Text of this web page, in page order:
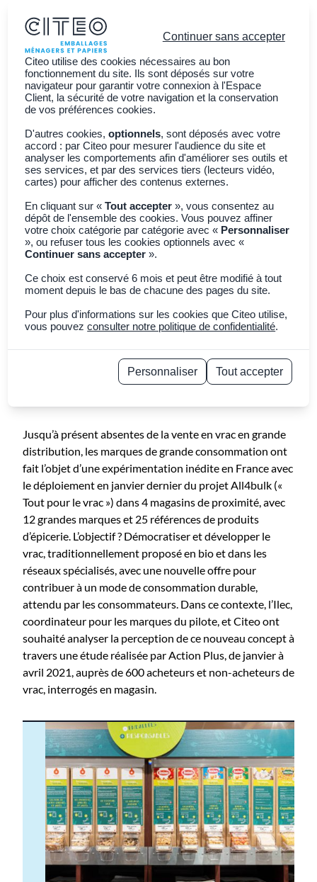
Vous êtes ?
Découvrir CITEO
Actualités
Adhérer à CITEO
Retour à toutes les actualités
Économie circulaire
Etude Ilec x Citeo :
grandes marques et
vente en vrac
Jusqu’à présent absentes de la vente en vrac en grande
distribution, les marques de grande consommation ont
fait l’objet d’une expérimentation inédite en France avec
le déploiement en janvier dernier du projet All4bulk («
Tout pour le vrac ») dans 4 magasins de proximité, avec
12 grandes marques et 25 références de produits
d’épicerie. L’objectif ? Démocratiser et développer le
vrac, traditionnellement proposé en bio et dans les
réseaux spécialisés, avec une nouvelle offre pour
contribuer à un mode de consommation durable,
attendu par les consommateurs. Dans ce contexte, l’Ilec,
coordinateur pour les marques du pilote, et Citeo ont
souhaité analyser la perception de ce nouveau concept à
travers une étude réalisée par Action Plus, de janvier à
avril 2021, auprès de 600 acheteurs et non-acheteurs de
vrac, interrogés en magasin.
Continuer sans accepter
Citeo utilise des cookies nécessaires au bon
fonctionnement du site. Ils sont déposés sur votre
navigateur pour garantir votre connexion à l'Espace
Client, la sécurité de votre navigation et la conservation
de vos préférences cookies.
D'autres cookies,optionnels, sont déposés avec votre
accord : par Citeo pour mesurer l'audience du site et
analyser les comportements afin d'améliorer ses outils et
ses services, et par des services tiers (lecteurs vidéo,
cartes) pour afficher des contenus externes.
En cliquant sur «Tout accepter », vous consentez au
dépôt de l'ensemble des cookies. Vous pouvez affiner
votre choix catégorie par catégorie avec « Personnaliser
», ou refuser tous les cookies optionnels avec «
Continuer sans accepter ».
Ce choix est conservé 6 mois et peut être modifié à tout
moment depuis le bas de chacune des pages du site.
Pour plus d'informations sur les cookies que Citeo utilise,
vous pouvezconsulter notre politique de confidentialité.
Personnaliser
Tout accepter